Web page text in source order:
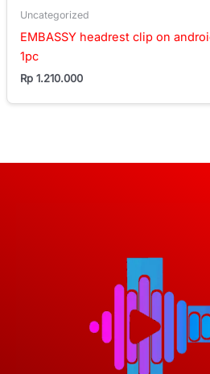
Uncategorized
EMBASSY headrest clip on
1pc
Rp 1.210.000